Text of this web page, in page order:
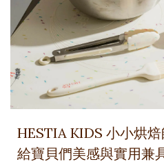
HESTIA KIDS 小小烘
給寶貝們美感與實用兼